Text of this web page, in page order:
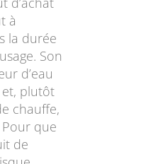
à
la durée
Son
d’eau
plutôt
chauffe,
que
de